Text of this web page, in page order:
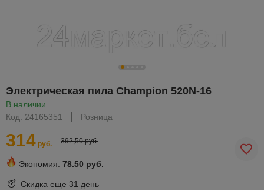
Электрическая пила Champion 520N-16
В наличии
Код: 24165351
Розница
314 руб. 392,50 руб.
Экономия: 78.50 руб.
Скидка еще 31 день